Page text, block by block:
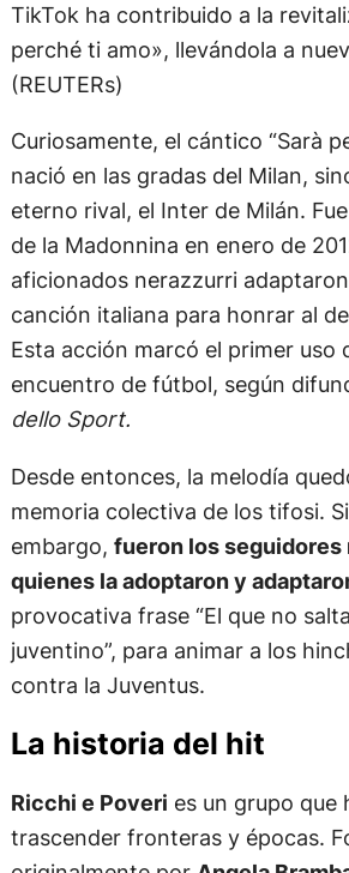
TikTok ha contribuido a la
perché ti amo», llevándola a
(REUTERs)
Curiosamente, el cántico “Sarà
nació en las gradas del Milan,
eterno rival, el Inter de Milán.
de la Madonnina en enero de
aficionados nerazzurri
canción italiana para honrar al
Esta acción marcó el primer uso
encuentro de fútbol, según
dello Sport.
Desde entonces, la melodía
memoria colectiva de los tifosi.
embargo, fueron los seguidores
quienes la adoptaron y
provocativa frase “El que no
juventino”, para animar a los
contra la Juventus.
La historia del hit
Ricchi e Poveri es un grupo que
trascender fronteras y épocas.